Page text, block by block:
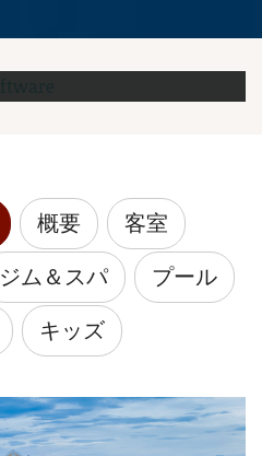
概要 客室
ジム＆スパ プール
キッズ